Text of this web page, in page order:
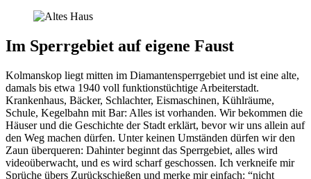
Im Sperrgebiet auf eigene Faust
Kolmanskop liegt mitten im Diamantensperrgebiet und ist eine alte,
damals bis etwa 1940 voll funktionstüchtige Arbeiterstadt.
Krankenhaus, Bäcker, Schlachter, Eismaschinen, Kühlräume,
Schule, Kegelbahn mit Bar: Alles ist vorhanden. Wir bekommen die
Häuser und die Geschichte der Stadt erklärt, bevor wir uns allein auf
den Weg machen dürfen. Unter keinen Umständen dürfen wir den
Zaun überqueren: Dahinter beginnt das Sperrgebiet, alles wird
videoüberwacht, und es wird scharf geschossen. Ich verkneife mir
Sprüche übers Zurückschießen und merke mir einfach: “nicht